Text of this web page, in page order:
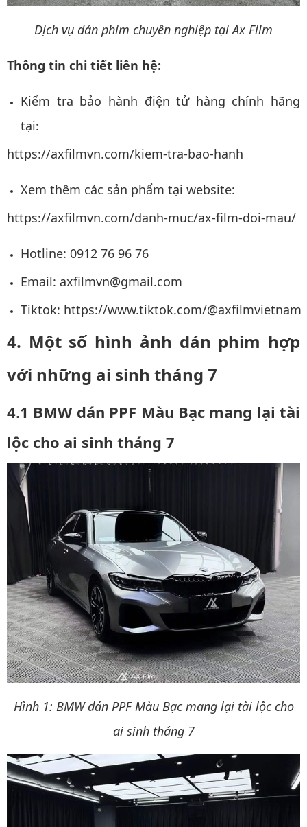
Dịch vụ dán phim chuyên nghiệp tại Ax Film
Thông tin chi tiết liên hệ:
Kiểm tra bảo hành điện tử hàng chính hãng
tại:
https://axfilmvn.com/kiem-tra-bao-hanh
Xem thêm các sản phẩm tại website:
https://axfilmvn.com/danh-muc/ax-film-doi-mau/
Hotline: 0912 76 96 76
Email: axfilmvn@gmail.com
Tiktok: https://www.tiktok.com/@axfilmvietnam
4. Một số hình ảnh dán phim hợp
với những ai sinh tháng 7
4.1 BMW dán PPF Màu Bạc mang lại tài
lộc cho ai sinh tháng 7
Hình 1: BMW dán PPF Màu Bạc mang lại tài lộc cho
ai sinh tháng 7